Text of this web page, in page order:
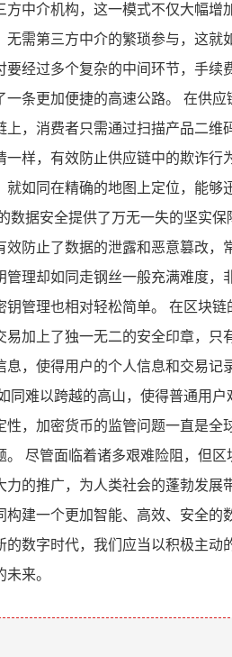
中介机构，这一模式不仅大幅增
需第三方中介的繁琐参与，这就
经过多个复杂的中间环节，手续
条更加便捷的高速公路。 在供
，消费者只需通过扫描产品二维
样，有效防止供应链中的欺诈行
如同在精确的地图上定位，能够
据安全提供了万无一失的坚实
防止了数据的泄露和恶意篡改，
理却如同走钢丝一般充满难度，
管理也相对轻松简单。 在区块
加上了独一无二的安全印章，只
，使得用户的个人信息和交易记
难以跨越的高山，使得普通用
，加密货币的监管问题一直是全
尽管面临着诸多艰难险阻，但
的推广，为人类社会的蓬勃发展
建一个更加智能、高效、安全的
数字时代，我们应当以积极主动
来。